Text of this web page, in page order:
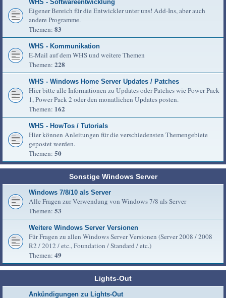
WHS - Softwareentwicklung
Eigener Bereich für die Entwickler unter uns! Add-Ins, aber auch
andere Programme.
Themen: 83
WHS - Kommunikation
E-Mail auf dem WHS und weitere Themen
Themen: 228
WHS - Windows Home Server Updates / Patches
Hier bitte alle Informationen zu Updates oder Patches wie Power Pack
1, Power Pack 2 oder den monatlichen Updates posten.
Themen: 162
WHS - HowTos / Tutorials
Hier können Anleitungen für die verschiedensten Themengebiete
gepostet werden.
Themen: 50
Sonstige Windows Server
Windows 7/8/10 als Server
Alle Fragen zur Verwendung von Windows 7/8 als Server
Themen: 53
Weitere Windows Server Versionen
Für Fragen zu allen Windows Server Versionen (Server 2008 / 2008
R2 / 2012 / etc., Foundation / Standard / etc.)
Themen: 49
Lights-Out
Ankündigungen zu Lights-Out